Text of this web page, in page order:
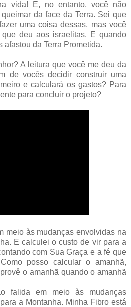
vida! E, no entanto, você não
da face da Terra. Sei que
uma coisa dessas, mas você
deu aos israelitas. E quando
afastou da Terra Prometida.
A leitura que você me deu da
de vocês decidir construir uma
e calculará os gastos? Para
para concluir o projeto?
meio às mudanças envolvidas na
E calculei o custo de vir para a
com Sua Graça e a fé que
posso calcular o amanhã,
o amanhã quando o amanhã
falida em meio às mudanças
a Montanha. Minha Fibro está